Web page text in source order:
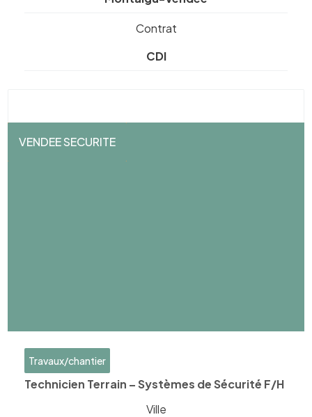
Contrat
CDI
VENDEE SECURITE
Travaux/chantier
Technicien Terrain – Systèmes de Sécurité F/H
Ville